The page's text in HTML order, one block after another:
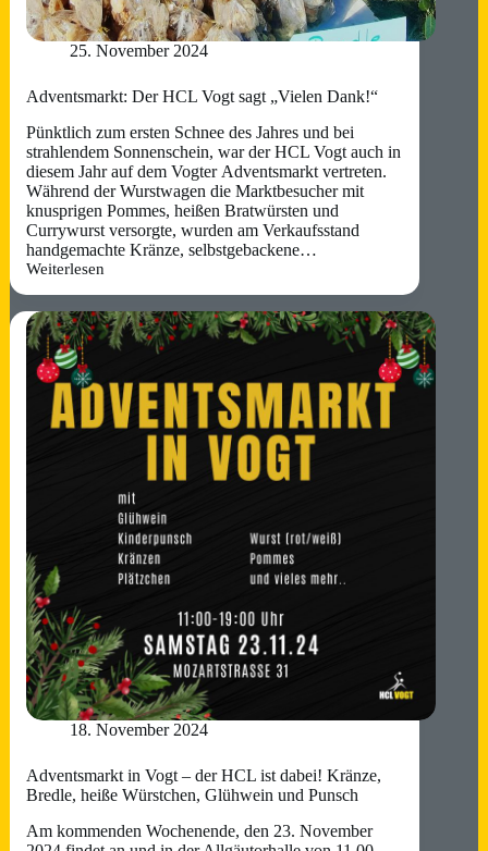
25. November 2024
Adventsmarkt: Der HCL Vogt sagt „Vielen Dank!“
Pünktlich zum ersten Schnee des Jahres und bei
strahlendem Sonnenschein, war der HCL Vogt auch in
diesem Jahr auf dem Vogter Adventsmarkt vertreten.
Während der Wurstwagen die Marktbesucher mit
knusprigen Pommes, heißen Bratwürsten und
Currywurst versorgte, wurden am Verkaufsstand
handgemachte Kränze, selbstgebackene…
Weiterlesen
Adventsmarkt:
Der
HCL
Vogt
sagt
„Vielen
Dank!“
18. November 2024
Adventsmarkt in Vogt – der HCL ist dabei! Kränze,
Bredle, heiße Würstchen, Glühwein und Punsch
Am kommenden Wochenende, den 23. November